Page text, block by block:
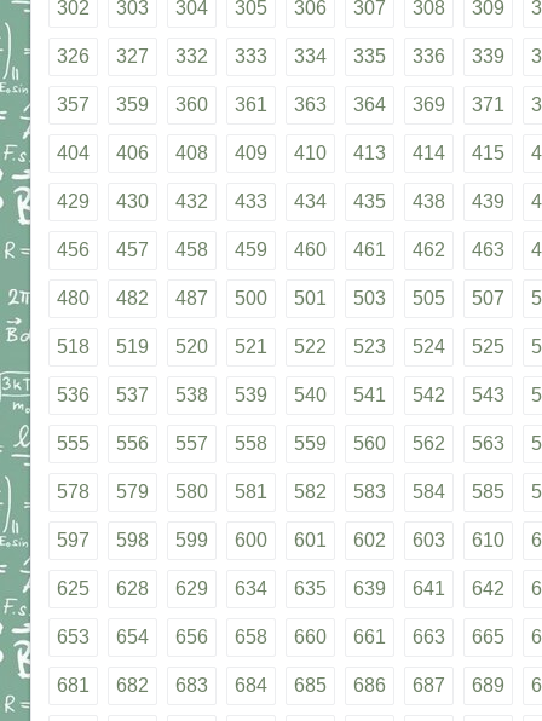
302 303 304 305 306 307 308 309
326 327 332 333 334 335 336 339
357 359 360 361 363 364 369 371
404 406 408 409 410 413 414 415
429 430 432 433 434 435 438 439
456 457 458 459 460 461 462 463
480 482 487 500 501 503 505 507
518 519 520 521 522 523 524 525
536 537 538 539 540 541 542 543
555 556 557 558 559 560 562 563
578 579 580 581 582 583 584 585
597 598 599 600 601 602 603 610
625 628 629 634 635 639 641 642
653 654 656 658 660 661 663 665
681 682 683 684 685 686 687 689